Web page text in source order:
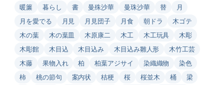
暖簾
暮らし 書 曼殊沙華 曼珠沙華 替
月
月を愛でる
月見 月見団子 月食 朝ドラ
木ゴテ
木の葉
木の葉皿 木原康二 木工 木工玩具
木彫
木彫館
木目込 木目込み 木目込み雛人形
木竹工芸
木藤
果物入れ 柏 柏葉アジサイ 染織織物
染色
柿
桃の節句 案内状 桔梗 桜 桜並木 桶
梁